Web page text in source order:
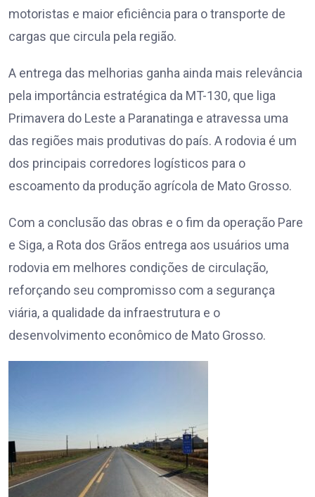
motoristas e maior eficiência para o transporte de
cargas que circula pela região.
A entrega das melhorias ganha ainda mais relevância
pela importância estratégica da MT-130, que liga
Primavera do Leste a Paranatinga e atravessa uma
das regiões mais produtivas do país. A rodovia é um
dos principais corredores logísticos para o
escoamento da produção agrícola de Mato Grosso.
Com a conclusão das obras e o fim da operação Pare
e Siga, a Rota dos Grãos entrega aos usuários uma
rodovia em melhores condições de circulação,
reforçando seu compromisso com a segurança
viária, a qualidade da infraestrutura e o
desenvolvimento econômico de Mato Grosso.